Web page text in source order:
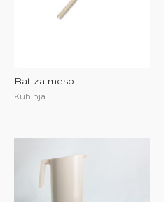
Bat za meso
Kuhinja